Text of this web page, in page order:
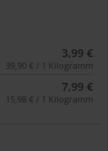
3,99 €
39,90 € / 1 Kilogramm
7,99 €
15,98 € / 1 Kilogramm